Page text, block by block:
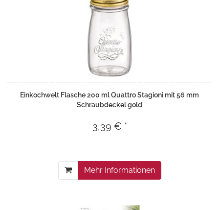
Einkochwelt Flasche 200 ml Quattro Stagioni mit 56 mm
Schraubdeckel gold
3,39 € *
Mehr Informationen